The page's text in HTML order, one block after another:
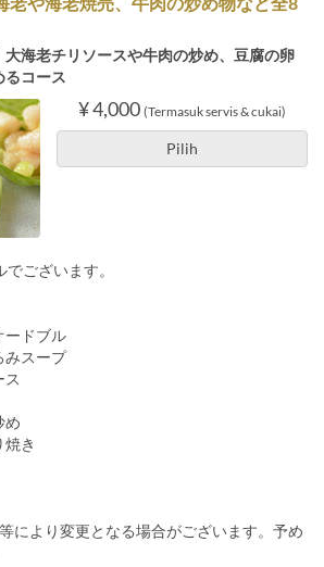
大海老チリソースや牛肉の炒め、豆腐の卵
るコース
¥ 4,000 (Termasuk servis & cukai)
Pilih
ございます。
ドブル
スープ
め
き
により変更となる場合がございます。予め